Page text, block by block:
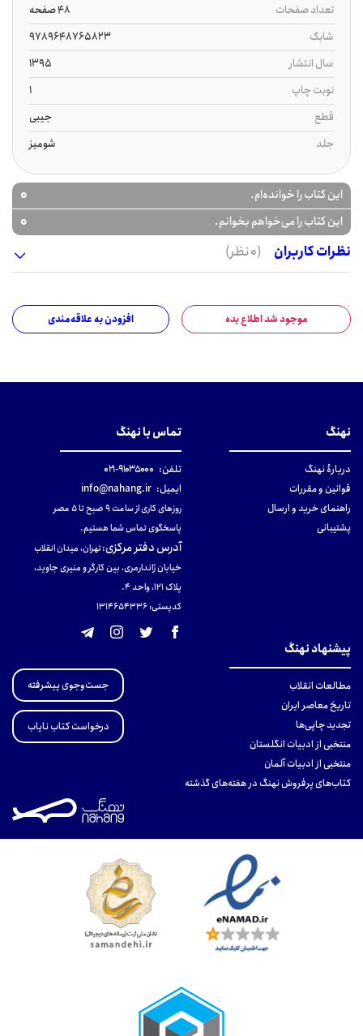
تعداد صفحات
48 صفحه
شابک
9789648765823
سال انتشار
1395
نوبت چاپ
1
قطع
جیبی
جلد
شومیز
این کتاب را خوانده‌ام. 0
این کتاب را می‌خواهم بخوانم.
0
نظرات کاربران
(0 نظر)
موجود شد اطلاع بده افزودن به علاقه‌مندی
نهنگ
دربارهٔ نهنگ
قوانین و مقررات
راهنمای خرید و ارسال
پشتیبانی
تماس با نهنگ
تلفن: ۹۱۰۳۵۰۰۰-۰۲۱
ایمیل: info@nahang.ir
روزهای کاری از ساعت ۹ صبح تا ۵ عصر
پاسخگوی تماس شما هستیم.
آدرس دفتر مرکزی:تهران، میدان انقلاب
خیابان ژاندارمری، بین کارگر و منیری جاوید،
پلاک 121، واحد ۴.
کدپستی: 131465433۶
پیشنهاد نهنگ
مطالعات انقلاب
تاریخ معاصر ایران
تجدید چاپی‌ها
منتخبی از ادبیات انگلستان
منتخبی از ادبیات آلمان
کتاب‌های پرفروش نهنگ در هفته‌های گذشته
جست‌وجوی پیشرفته
درخواست کتاب نایاب